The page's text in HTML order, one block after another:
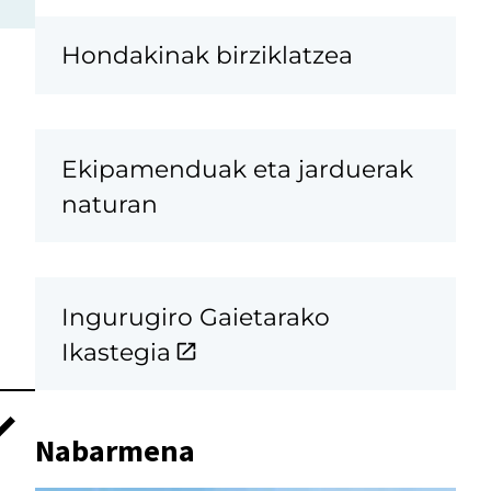
Hondakinak birziklatzea
Ekipamenduak eta jarduerak
naturan
Ingurugiro Gaietarako
Ikastegia
Nabarmena